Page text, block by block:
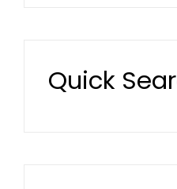
Quick